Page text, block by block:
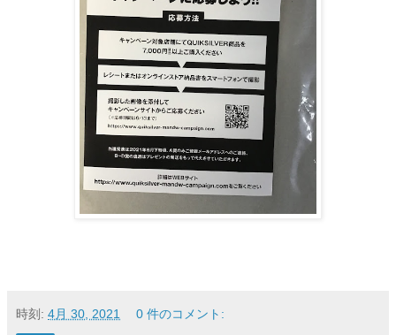
時刻: 4月 30, 2021 0 件のコメント: